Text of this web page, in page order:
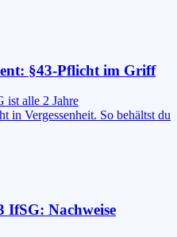
§43-Pflicht im Griff
ist alle 2 Jahre
in Vergessenheit. So behältst du
IfSG: Nachweise